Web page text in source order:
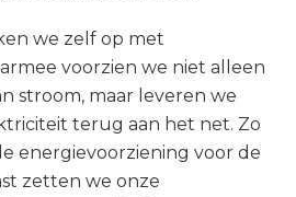
we zelf op met
voorzien we niet alleen
stroom, maar leveren we
terug aan het net. Zo
energievoorziening voor de
zetten we onze